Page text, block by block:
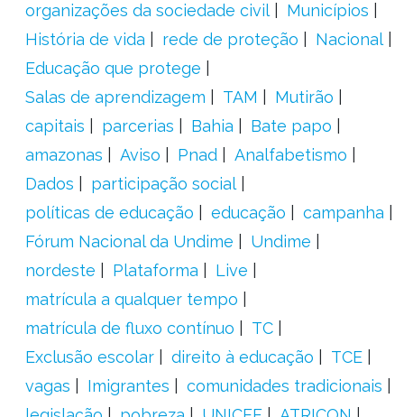
organizações da sociedade civil
Municípios
História de vida
rede de proteção
Nacional
Educação que protege
Salas de aprendizagem
TAM
Mutirão
capitais
parcerias Bahia
Bate papo
amazonas
Aviso Pnad
Analfabetismo
Dados
participação social
políticas de educação
educação
campanha
Fórum Nacional da Undime
Undime
nordeste
Plataforma
Live
matrícula a qualquer tempo
matrícula de fluxo contínuo
TC
Exclusão escolar
direito à educação
TCE
vagas
Imigrantes
comunidades tradicionais